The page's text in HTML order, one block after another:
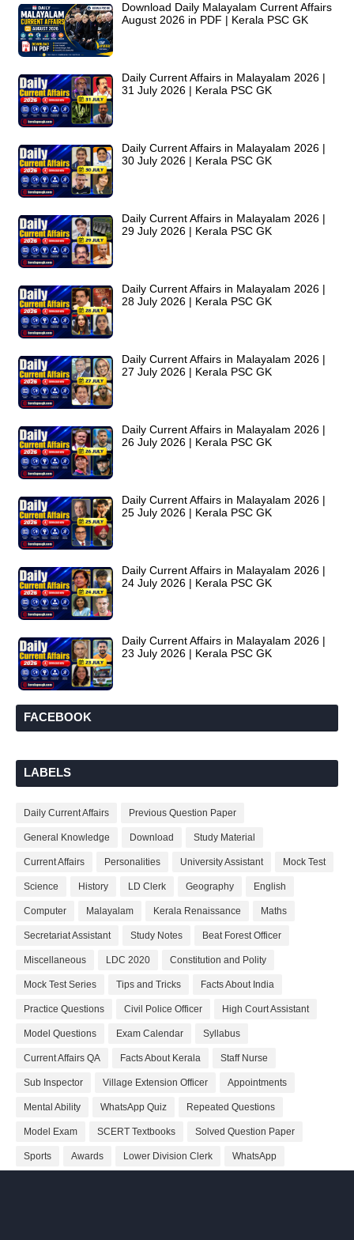
Download Daily Malayalam Current Affairs
August 2026 in PDF | Kerala PSC GK
Daily Current Affairs in Malayalam 2026 |
31 July 2026 | Kerala PSC GK
Daily Current Affairs in Malayalam 2026 |
30 July 2026 | Kerala PSC GK
Daily Current Affairs in Malayalam 2026 |
29 July 2026 | Kerala PSC GK
Daily Current Affairs in Malayalam 2026 |
28 July 2026 | Kerala PSC GK
Daily Current Affairs in Malayalam 2026 |
27 July 2026 | Kerala PSC GK
Daily Current Affairs in Malayalam 2026 |
26 July 2026 | Kerala PSC GK
Daily Current Affairs in Malayalam 2026 |
25 July 2026 | Kerala PSC GK
Daily Current Affairs in Malayalam 2026 |
24 July 2026 | Kerala PSC GK
Daily Current Affairs in Malayalam 2026 |
23 July 2026 | Kerala PSC GK
FACEBOOK
LABELS
Daily Current Affairs Previous Question Paper
General Knowledge Download Study Material
Current Affairs Personalities University Assistant Mock Test
Science History LD Clerk Geography English
Computer Malayalam Kerala Renaissance Maths
Secretariat Assistant Study Notes Beat Forest Officer
Miscellaneous LDC 2020 Constitution and Polity
Mock Test Series Tips and Tricks Facts About India
Practice Questions Civil Police Officer High Court Assistant
Model Questions Exam Calendar Syllabus
Current Affairs QA Facts About Kerala Staff Nurse
Sub Inspector Village Extension Officer Appointments
Mental Ability WhatsApp Quiz Repeated Questions
Model Exam SCERT Textbooks Solved Question Paper
Sports Awards Lower Division Clerk WhatsApp